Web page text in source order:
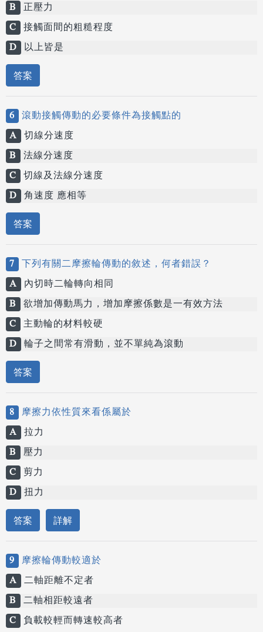
B 正壓力
C 接觸面間的粗糙程度
D 以上皆是
答案
6 滾動接觸傳動的必要條件為接觸點的
A 切線分速度
B 法線分速度
C 切線及法線分速度
D 角速度 應相等
答案
7 下列有關二摩擦輪傳動的敘述，何者錯誤？
A 內切時二輪轉向相同
B 欲增加傳動馬力，增加摩擦係數是一有效方法
C 主動輪的材料較硬
D 輪子之間常有滑動，並不單純為滾動
答案
8 摩擦力依性質來看係屬於
A 拉力
B 壓力
C 剪力
D 扭力
答案 詳解
9 摩擦輪傳動較適於
A 二軸距離不定者
B 二軸相距較遠者
C 負載較輕而轉速較高者